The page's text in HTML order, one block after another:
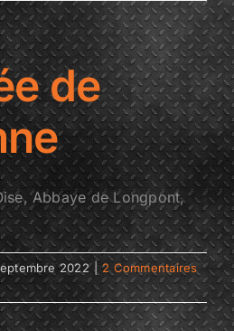
de
Abbaye de Longpont,
2022 | 2 Commentaires